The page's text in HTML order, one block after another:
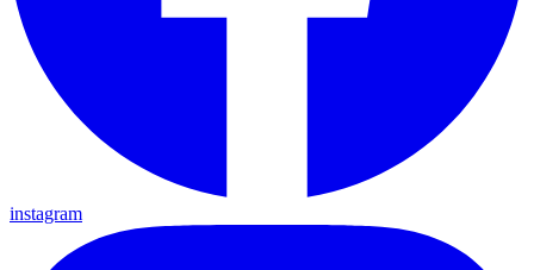
instagram